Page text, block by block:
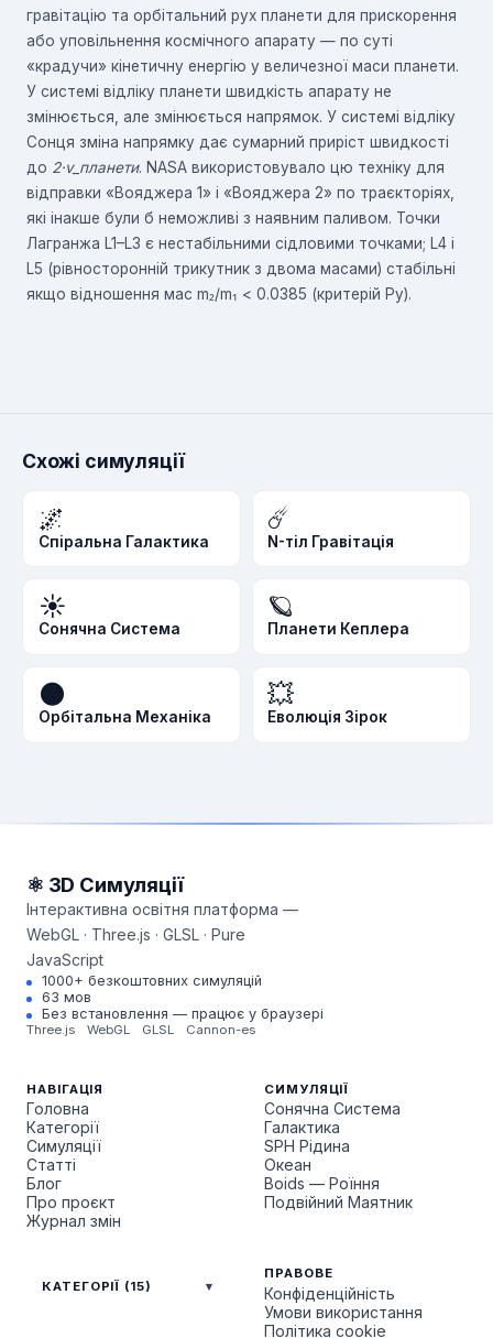
гравітацію та орбітальний рух планети для прискорення
або уповільнення космічного апарату — по суті
«крадучи» кінетичну енергію у величезної маси планети.
У системі відліку планети швидкість апарату не
змінюється, але змінюється напрямок. У системі відліку
Сонця зміна напрямку дає сумарний приріст швидкості
до 2·v_планети. NASA використовувало цю техніку для
відправки «Вояджера 1» і «Вояджера 2» по траєкторіях,
які інакше були б неможливі з наявним паливом. Точки
Лагранжа L1–L3 є нестабільними сідловими точками; L4 і
L5 (рівносторонній трикутник з двома масами) стабільні
якщо відношення мас m₂/m₁ < 0.0385 (критерій Ру).
Схожі симуляції
🌌
Спіральна Галактика
☄️
N-тіл Гравітація
☀️
Сонячна Система
🪐
Планети Кеплера
🌑
Орбітальна Механіка
💥
Еволюція Зірок
⚛ 3D Симуляції
Інтерактивна освітня платформа —
WebGL · Three.js · GLSL · Pure
JavaScript
1000+ безкоштовних симуляцій
63 мов
Без встановлення — працює у браузері
Three.js WebGL GLSL Cannon-es
НАВІГАЦІЯ
Головна
Категорії
Симуляції
Статті
Блог
Про проєкт
Журнал змін
СИМУЛЯЦІЇ
Сонячна Система
Галактика
SPH Рідина
Океан
Boids — Роїння
Подвійний Маятник
КАТЕГОРІЇ (15)
ПРАВОВЕ
Конфіденційність
Умови використання
Політика cookie